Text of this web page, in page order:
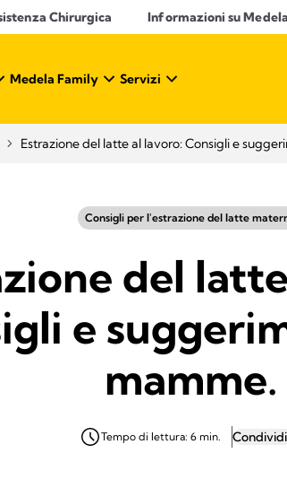
Chirurgica Informazioni su Medela
Medela Family Servizi
Estrazione del latte al lavoro: Consigli e
Consigli per l'estrazione del latte
del
e
mamme.
Tempo di lettura: 6 min. Condividi